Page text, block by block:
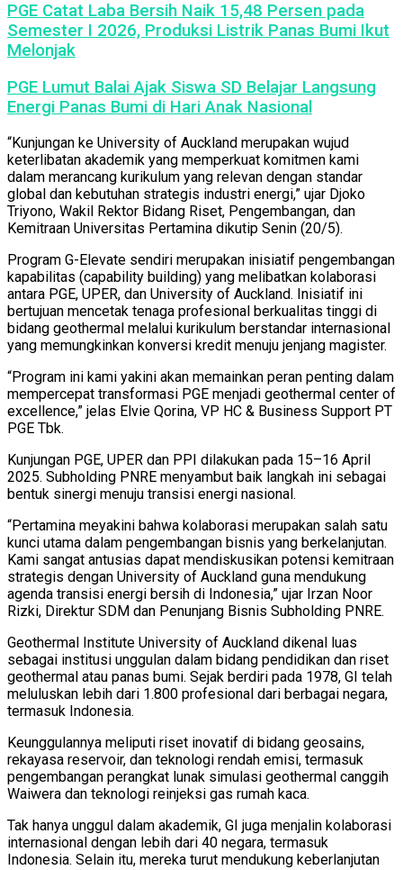
PGE Catat Laba Bersih Naik 15,48 Persen pada
Semester I 2026, Produksi Listrik Panas Bumi Ikut
Melonjak
PGE Lumut Balai Ajak Siswa SD Belajar Langsung
Energi Panas Bumi di Hari Anak Nasional
“Kunjungan ke University of Auckland merupakan wujud
keterlibatan akademik yang memperkuat komitmen kami
dalam merancang kurikulum yang relevan dengan standar
global dan kebutuhan strategis industri energi,” ujar Djoko
Triyono, Wakil Rektor Bidang Riset, Pengembangan, dan
Kemitraan Universitas Pertamina dikutip Senin (20/5).
Program G-Elevate sendiri merupakan inisiatif pengembangan
kapabilitas (capability building) yang melibatkan kolaborasi
antara PGE, UPER, dan University of Auckland. Inisiatif ini
bertujuan mencetak tenaga profesional berkualitas tinggi di
bidang geothermal melalui kurikulum berstandar internasional
yang memungkinkan konversi kredit menuju jenjang magister.
“Program ini kami yakini akan memainkan peran penting dalam
mempercepat transformasi PGE menjadi geothermal center of
excellence,” jelas Elvie Qorina, VP HC & Business Support PT
PGE Tbk.
Kunjungan PGE, UPER dan PPI dilakukan pada 15–16 April
2025. Subholding PNRE menyambut baik langkah ini sebagai
bentuk sinergi menuju transisi energi nasional.
“Pertamina meyakini bahwa kolaborasi merupakan salah satu
kunci utama dalam pengembangan bisnis yang berkelanjutan.
Kami sangat antusias dapat mendiskusikan potensi kemitraan
strategis dengan University of Auckland guna mendukung
agenda transisi energi bersih di Indonesia,” ujar Irzan Noor
Rizki, Direktur SDM dan Penunjang Bisnis Subholding PNRE.
Geothermal Institute University of Auckland dikenal luas
sebagai institusi unggulan dalam bidang pendidikan dan riset
geothermal atau panas bumi. Sejak berdiri pada 1978, GI telah
meluluskan lebih dari 1.800 profesional dari berbagai negara,
termasuk Indonesia.
Keunggulannya meliputi riset inovatif di bidang geosains,
rekayasa reservoir, dan teknologi rendah emisi, termasuk
pengembangan perangkat lunak simulasi geothermal canggih
Waiwera dan teknologi reinjeksi gas rumah kaca.
Tak hanya unggul dalam akademik, GI juga menjalin kolaborasi
internasional dengan lebih dari 40 negara, termasuk
Indonesia. Selain itu, mereka turut mendukung keberlanjutan